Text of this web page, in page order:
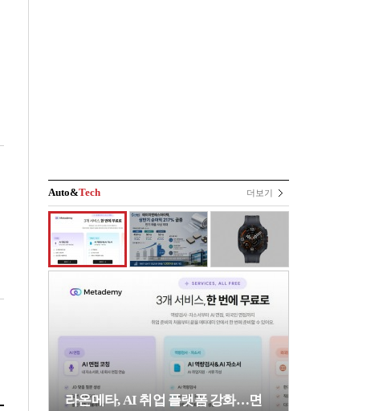
Auto&Tech 더보기
라온메타, AI 취업 플랫폼 강화…면